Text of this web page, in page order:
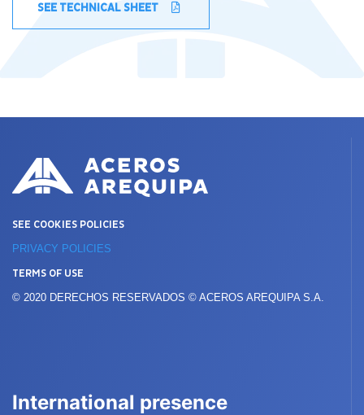
SEE TECHNICAL SHEET
SEE COOKIES POLICIES
PRIVACY POLICIES
TERMS OF USE
© 2020 DERECHOS RESERVADOS © ACEROS AREQUIPA S.A.
International presence